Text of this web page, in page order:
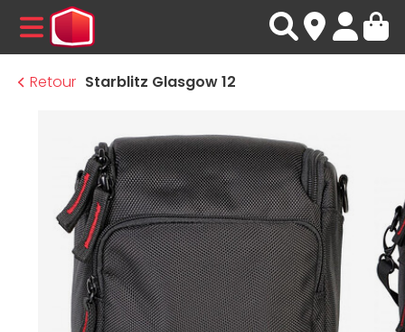
MENU
Retour Starblitz Glasgow 12